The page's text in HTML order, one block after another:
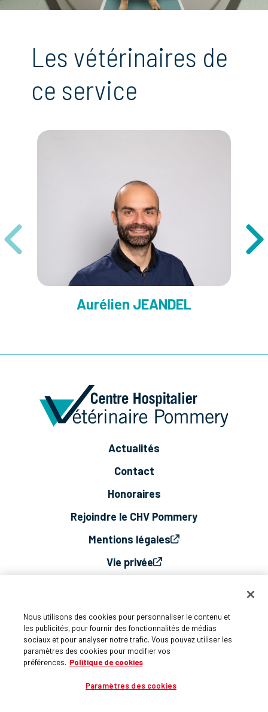
Les vétérinaires de
ce service
Aurélien JEANDEL
Actualités
Contact
Honoraires
Rejoindre le CHV Pommery
Mentions légales
Vie privée
CHV Pommery est une filiale de Mars, Inc © 2025
Paramètres des cookies
Nous utilisons des cookies pour personnaliser le contenu et
les publicités, pour fournir des fonctionnalités de médias
sociaux et pour analyser notre trafic. Vous pouvez utiliser les
paramètres des cookies pour modifier vos
préférences. Politique de cookies
Paramètres des cookies